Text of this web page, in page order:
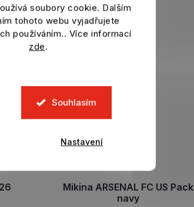
soubory cookie. Dalším
tohoto webu vyjadřujete
používáním.. Více informací
zde.
Souhlasím
Nastavení
Mikina ARSENAL FC US Pack
navy